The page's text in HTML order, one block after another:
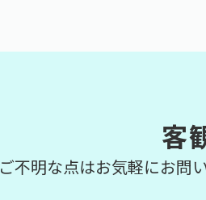
客
ご不明な点はお気軽にお問